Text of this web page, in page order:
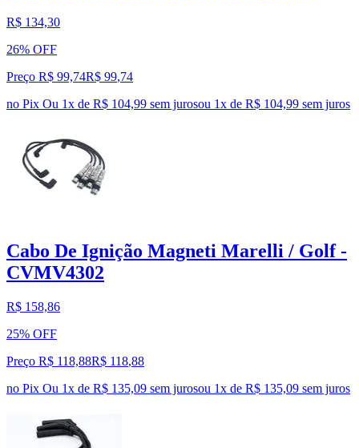
R$ 134,30
26% OFF
Preço R$ 99,74R$ 99,74
no Pix Ou 1x de R$ 104,99 sem jurosou 1x de R$ 104,99 sem juros
Cabo De Ignição Magneti Marelli / Golf -
CVMV4302
R$ 158,86
25% OFF
Preço R$ 118,88R$ 118,88
no Pix Ou 1x de R$ 135,09 sem jurosou 1x de R$ 135,09 sem juros